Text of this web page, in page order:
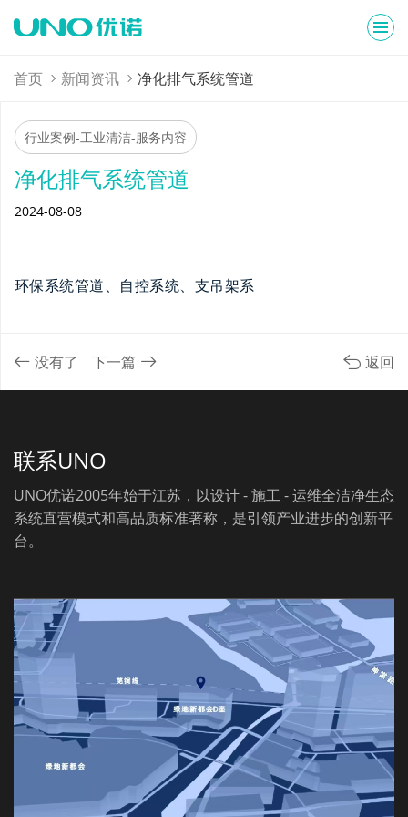
首页 新闻资讯 净化排气系统管道
行业案例-工业清洁-服务内容
净化排气系统管道
2024-08-08
环保系统管道、自控系统、支吊架系
没有了 下一篇 返回
联系UNO
UNO优诺2005年始于江苏，以设计 - 施工 - 运维全洁净生态
系统直营模式和高品质标准著称，是引领产业进步的创新平
台。